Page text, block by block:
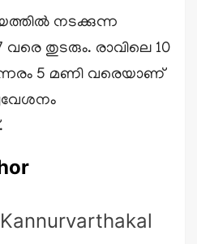
നടക്കുന്ന
വരെ തുടരും. രാവിലെ 10
5 മണി വരെയാണ്
Kannurvarthakal